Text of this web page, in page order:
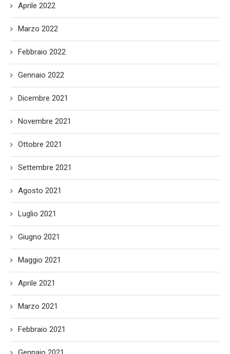
Aprile 2022
Marzo 2022
Febbraio 2022
Gennaio 2022
Dicembre 2021
Novembre 2021
Ottobre 2021
Settembre 2021
Agosto 2021
Luglio 2021
Giugno 2021
Maggio 2021
Aprile 2021
Marzo 2021
Febbraio 2021